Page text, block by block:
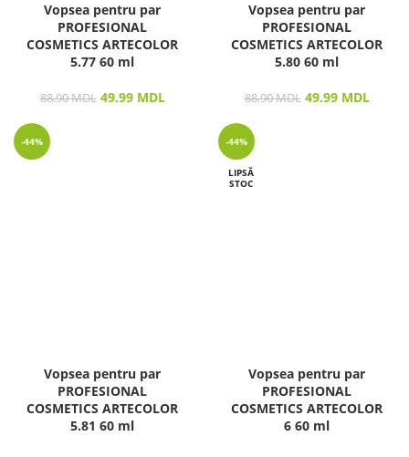
Vopsea pentru par
PROFESIONAL
COSMETICS ARTECOLOR
5.77 60 ml
88.90MDL 49.99 MDL
Vopsea pentru par
PROFESIONAL
COSMETICS ARTECOLOR
5.80 60 ml
88.90MDL 49.99 MDL
-44%
Vopsea pentru par
PROFESIONAL
COSMETICS ARTECOLOR
5.81 60 ml
-44%
LIPSĂ
STOC
Vopsea pentru par
PROFESIONAL
COSMETICS ARTECOLOR
6 60 ml